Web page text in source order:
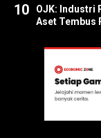
10
OJK: Industri
Aset Tembus